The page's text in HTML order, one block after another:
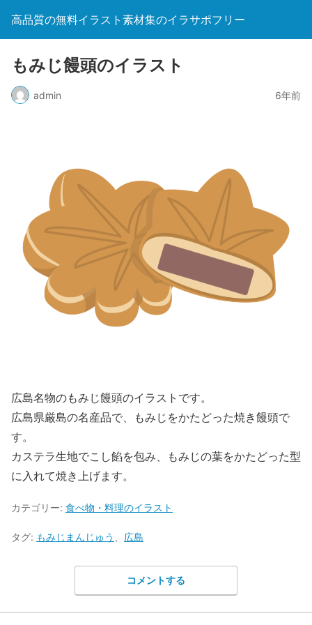
高品質の無料イラスト素材集のイラサポフリー
もみじ饅頭のイラスト
admin 6年前
広島名物のもみじ饅頭のイラストです。
広島県厳島の名産品で、もみじをかたどった焼き饅頭で
す。
カステラ生地でこし餡を包み、もみじの葉をかたどった型
に入れて焼き上げます。
カテゴリー: 食べ物・料理のイラスト
タグ: もみじまんじゅう 広島
コメントする